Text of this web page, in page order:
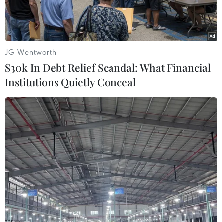
Chanathip tuyên bố cùng Thái Lan đánh bại mọi đối thủ.
(Nguồn: AP)
Chanathip Songkrasin tuyên bố muốn cùng đội
tuyển Thái Lan đánh bại các đối thủ để giành vị
JG Wentworth
$30k In Debt Relief Scandal: What Financial
Institutions Quietly Conceal